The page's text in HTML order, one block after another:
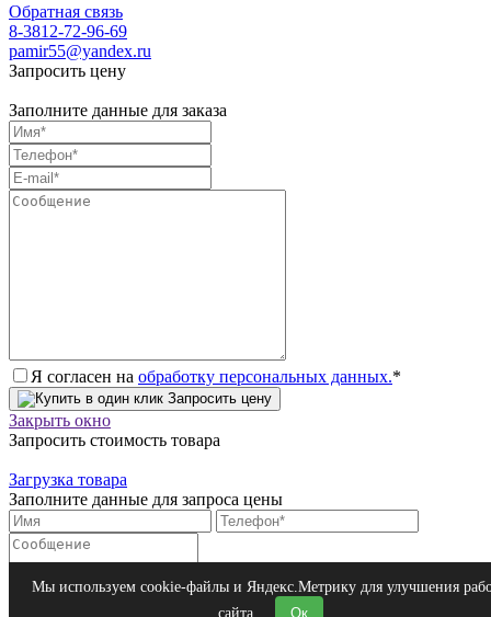
Обратная связь
8-3812-72-96-69
pamir55@yandex.ru
Запросить цену
Заполните данные для заказа
Я согласен на обработку персональных данных.*
Запросить цену
Закрыть окно
Запросить стоимость товара
Загрузка товара
Заполните данные для запроса цены
Я согласен на обработку персональных данных.*
Запросить цену
Мы используем cookie-файлы и Яндекс.Метрику для улучшения
сайта.
Ок